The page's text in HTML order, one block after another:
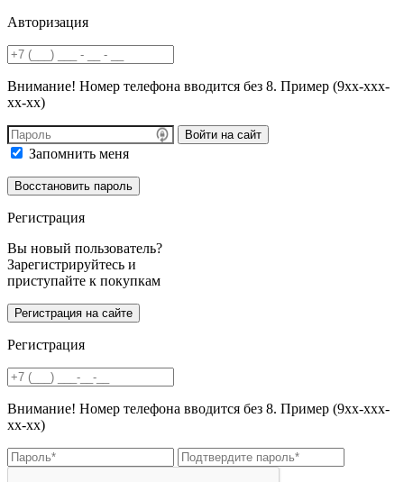
Авторизация
Внимание! Номер телефона вводится без 8. Пример (9хх-ххх-
хх-хх)
Войти на сайт
Запомнить меня
Регистрация
Вы новый пользователь?
Зарегистрируйтесь и
приступайте к покупкам
Регистрация
Внимание! Номер телефона вводится без 8. Пример (9хх-ххх-
хх-хх)